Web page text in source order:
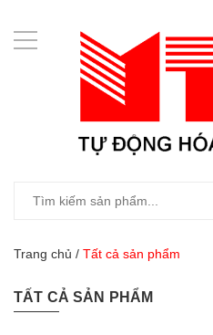
Trang chủ / Tất cả sản phẩm
TẤT CẢ SẢN PHẨM